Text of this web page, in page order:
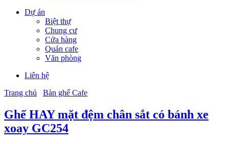
Dự án
Biệt thự
Chung cư
Cửa hàng
Quán cafe
Văn phòng
Liên hệ
Trang chủ
Bàn ghế Cafe
Ghế HAY mặt đệm chân sắt có bánh xe
xoay GC254